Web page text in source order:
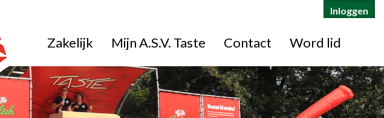
Inloggen
Zakelijk Mijn A.S.V. Taste Contact Word lid